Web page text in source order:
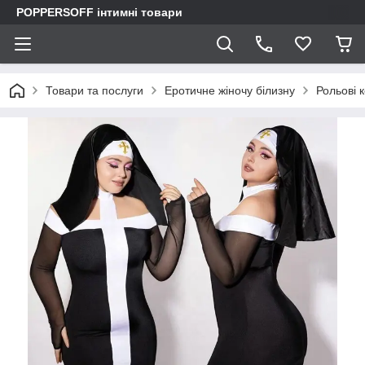
POPPERSOFF інтимні товари
Товари та послуги Еротичне жіночу білизну Рольові